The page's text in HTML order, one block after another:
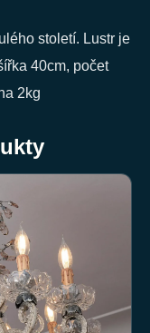
století. Lustr je
40cm, počet
2kg